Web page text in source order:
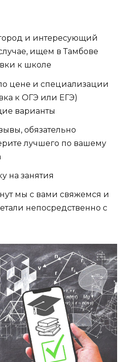
и интересующий
ищем в Тамбове
к школе
цене и специализации
к ОГЭ или ЕГЭ)
варианты
обязательно
лучшего по вашему
на занятия
мы с вами свяжемся и
непосредственно с